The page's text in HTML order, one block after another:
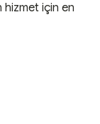
hizmet için en